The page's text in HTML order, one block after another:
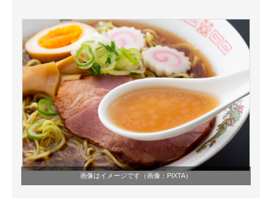
スマホと通信の最新トレンド
進化するPCとデバイスの未来
好きが集まる 比べて選べる
ビジネスと働き方のヒント
AI活用のいまが分かる
企業ITのトレンドを詳説
経営リーダーのコミュニティ
画像はイメージです（画像： PIXTA）